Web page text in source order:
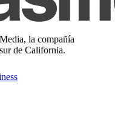
la compañía
de California.